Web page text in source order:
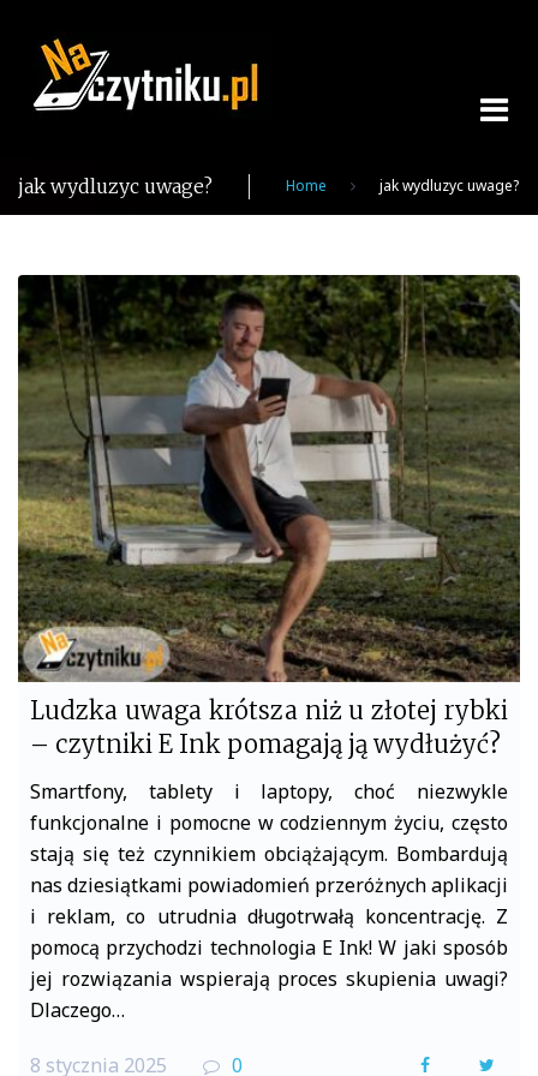
content
jak wydluzyc uwage? Home jak wydluzyc uwage?
Tag:
jak
wydluzyc
uwage?
Ludzka uwaga krótsza niż u złotej rybki
– czytniki E Ink pomagają ją wydłużyć?
Smartfony, tablety i laptopy, choć niezwykle
funkcjonalne i pomocne w codziennym życiu, często
stają się też czynnikiem obciążającym. Bombardują
nas dziesiątkami powiadomień przeróżnych aplikacji
i reklam, co utrudnia długotrwałą koncentrację. Z
pomocą przychodzi technologia E Ink! W jaki sposób
jej rozwiązania wspierają proces skupienia uwagi?
Dlaczego…
8 stycznia 2025 0
F